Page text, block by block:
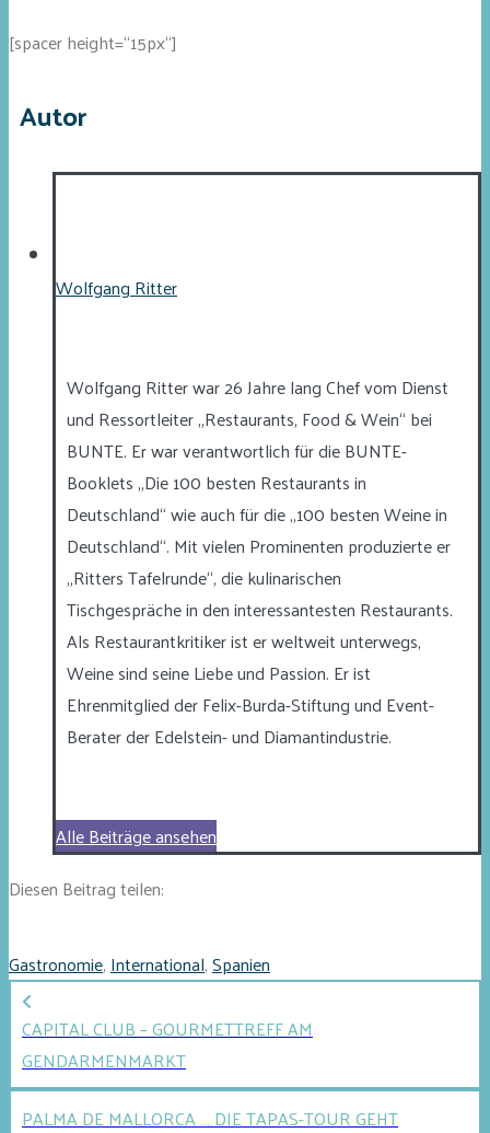
[spacer height=“15px“]
Autor
Wolfgang Ritter
Wolfgang Ritter war 26 Jahre lang Chef vom Dienst
und Ressortleiter „Restaurants, Food & Wein“ bei
BUNTE. Er war verantwortlich für die BUNTE-
Booklets „Die 100 besten Restaurants in
Deutschland“ wie auch für die „100 besten Weine in
Deutschland“. Mit vielen Prominenten produzierte er
„Ritters Tafelrunde“, die kulinarischen
Tischgespräche in den interessantesten Restaurants.
Als Restaurantkritiker ist er weltweit unterwegs,
Weine sind seine Liebe und Passion. Er ist
Ehrenmitglied der Felix-Burda-Stiftung und Event-
Berater der Edelstein- und Diamantindustrie.
Alle Beiträge ansehen
Diesen Beitrag teilen:
Gastronomie,International,Spanien
CAPITAL CLUB – GOURMETTREFF AM
GENDARMENMARKT
PALMA DE MALLORCA … DIE TAPAS-TOUR GEHT